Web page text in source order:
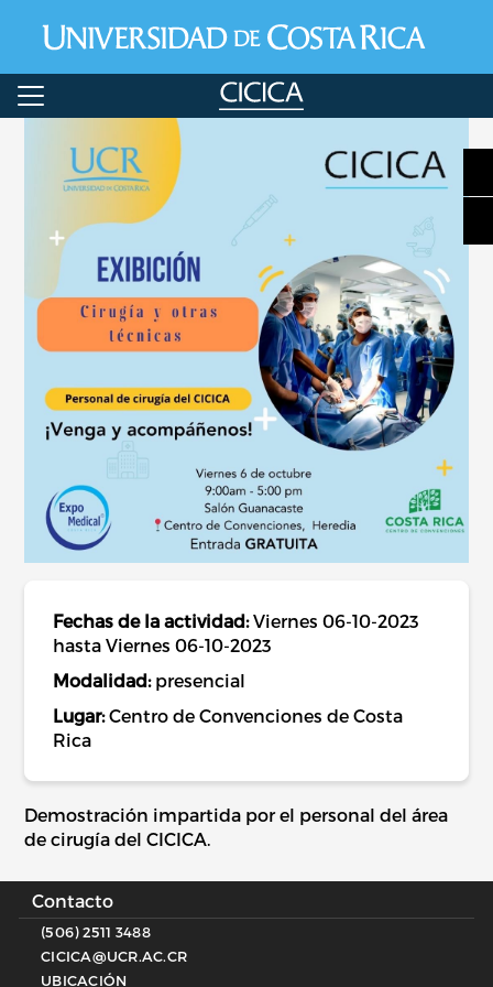
Fechas de la actividad:Viernes 06-10-2023
hasta Viernes 06-10-2023
Modalidad: presencial
Lugar:Centro de Convenciones de Costa
Rica
Demostración impartida por el personal del área
de cirugía del CICICA.
Contacto
(506) 2511 3488
CICICA@UCR.AC.CR
UBICACIÓN